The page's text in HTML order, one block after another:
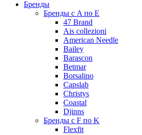
Бренды
Бренды с A по E
47 Brand
Ais collezioni
American Needle
Bailey
Barascon
Betmar
Borsalino
Capslab
Christys
Coastal
Djinns
Бренды с F по K
Flexfit